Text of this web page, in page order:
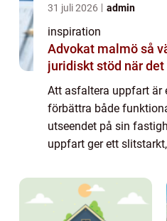
31 juli 2026 admin
inspiration
Advokat malmö så väljer du rätt
juridiskt stöd när
Att asfaltera uppfart är
förbättra både
utseendet på sin
uppfart ger ett